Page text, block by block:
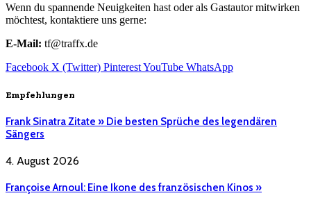
Wenn du spannende Neuigkeiten hast oder als Gastautor mitwirken
möchtest, kontaktiere uns gerne:
E-Mail: tf@traffx.de
Facebook X (Twitter) PinterestYouTube WhatsApp
Empfehlungen
Frank Sinatra Zitate » Die besten Sprüche des legendären
Sängers
4. August 2026
Françoise Arnoul: Eine Ikone des französischen Kinos »